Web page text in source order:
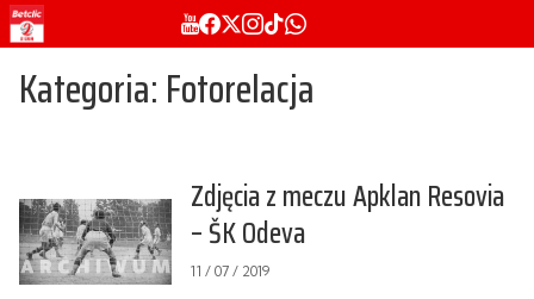
Kategoria: Fotorelacja
Zdjęcia z meczu Apklan Resovia
– ŠK Odeva
11 / 07 / 2019